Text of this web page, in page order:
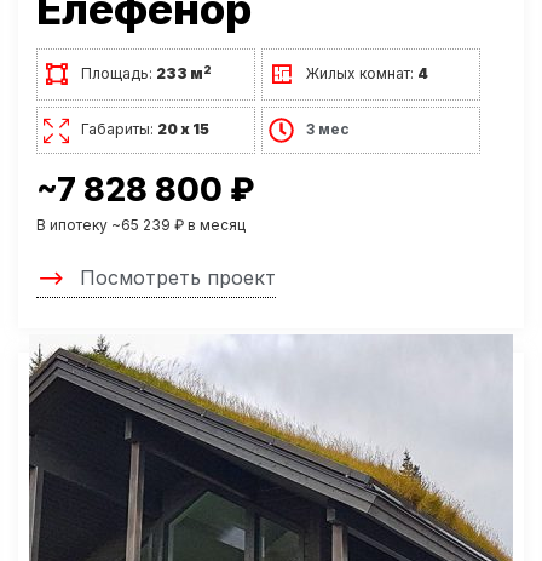
Площадь: 233 м2 Жилых комнат: 4
Габариты: 20 х 15 3 мес
~7 828 800 ₽
В ипотеку ~65 239 ₽ в месяц
Посмотреть проект